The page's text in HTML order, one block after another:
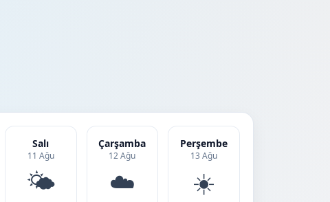
Salı
11 Ağu
🌤️
Çarşamba
12 Ağu
☁️
Perşembe
13 Ağu
☀️